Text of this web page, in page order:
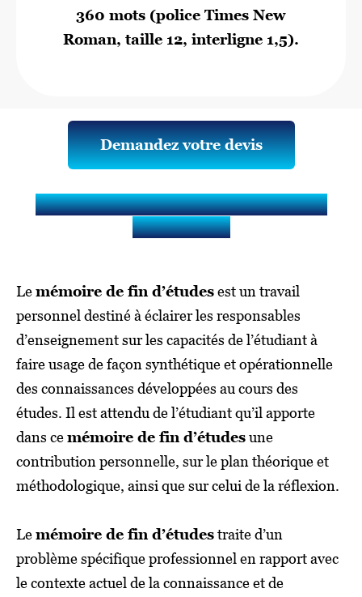
360 mots (police Times New
Roman, taille 12, interligne 1,5).
Demandez votre devis
Qu’est-ce qu’un mémoire de fin
d’études ?
Lemémoire de fin d’étudesest un travail
personnel destiné à éclairer les responsables
d’enseignement sur les capacités de l’étudiant à
faire usage de façon synthétique et opérationnelle
des connaissances développées au cours des
études. Il est attendu de l’étudiant qu’il apporte
dans cemémoire de fin d’étudesune
contribution personnelle, sur le plan théorique et
méthodologique, ainsi que sur celui de la réflexion.
Lemémoire de fin d’étudestraite d’un
problème spécifique professionnel en rapport avec
le contexte actuel de la connaissance et de